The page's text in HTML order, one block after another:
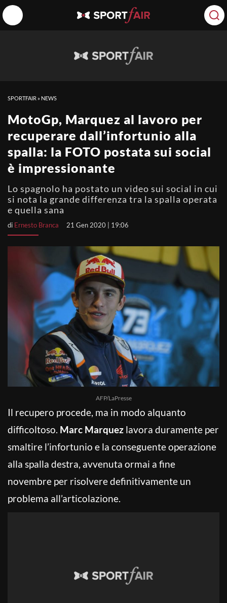
SPORTFAIR » NEWS
MotoGp, Marquez al lavoro per
recuperare dall’infortunio alla
spalla: la FOTO postata sui social
è impressionante
Lo spagnolo ha postato un video sui social in cui
si nota la grande differenza tra la spalla operata
e quella sana
di Ernesto Branca 21 Gen 2020 | 19:06
AFP/LaPresse
Il recupero procede, ma in modo alquanto
difficoltoso. Marc Marquez lavora duramente per
smaltire l’infortunio e la conseguente operazione
alla spalla destra, avvenuta ormai a fine
novembre per risolvere definitivamente un
problema all’articolazione.